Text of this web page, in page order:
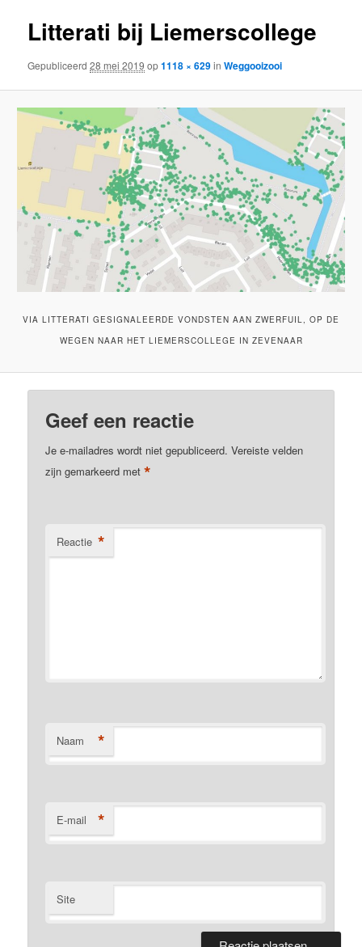
Litterati bij Liemerscollege
Gepubliceerd28 mei 2019 op1118 × 629inWeggooizooi
VIA LITTERATI GESIGNALEERDE VONDSTEN AAN ZWERFUIL, OP DE
WEGEN NAAR HET LIEMERSCOLLEGE IN ZEVENAAR
Geef een reactie
Je e-mailadres wordt niet gepubliceerd. Vereiste velden
zijn gemarkeerd met*
Reactie *
Naam *
E-mail *
Site